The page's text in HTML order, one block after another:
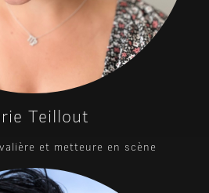
Teillout
et metteure en scène